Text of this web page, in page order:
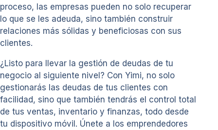
proceso, las empresas pueden no solo recuperar
lo que se les adeuda, sino también construir
relaciones más sólidas y beneficiosas con sus
clientes.
¿Listo para llevar la gestión de deudas de tu
negocio al siguiente nivel? Con Yimi, no solo
gestionarás las deudas de tus clientes con
facilidad, sino que también tendrás el control total
de tus ventas, inventario y finanzas, todo desde
tu dispositivo móvil. Únete a los emprendedores